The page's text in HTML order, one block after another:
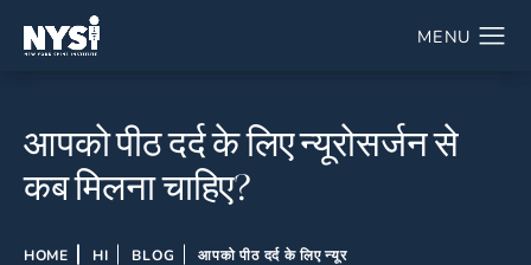
आपको पीठ दर्द के लिए न्यूरोसर्जन से
कब मिलना चाहिए?
HOME HI BLOG आपको पीठ दर्द के लिए न्यूर